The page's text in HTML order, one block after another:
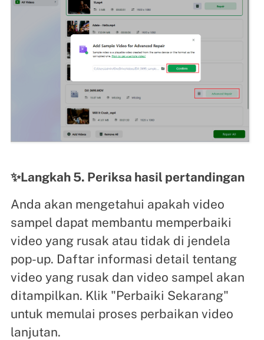
✨Langkah 5. Periksa hasil pertandingan
Anda akan mengetahui apakah video
sampel dapat membantu memperbaiki
video yang rusak atau tidak di jendela
pop-up. Daftar informasi detail tentang
video yang rusak dan video sampel akan
ditampilkan. Klik "Perbaiki Sekarang"
untuk memulai proses perbaikan video
lanjutan.